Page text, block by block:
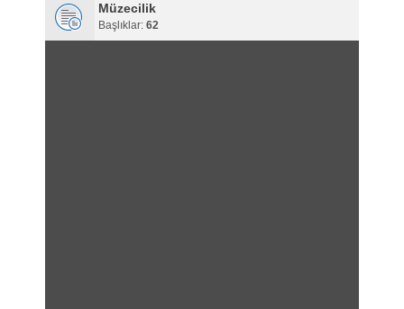
Müzecilik
Başlıklar: 62